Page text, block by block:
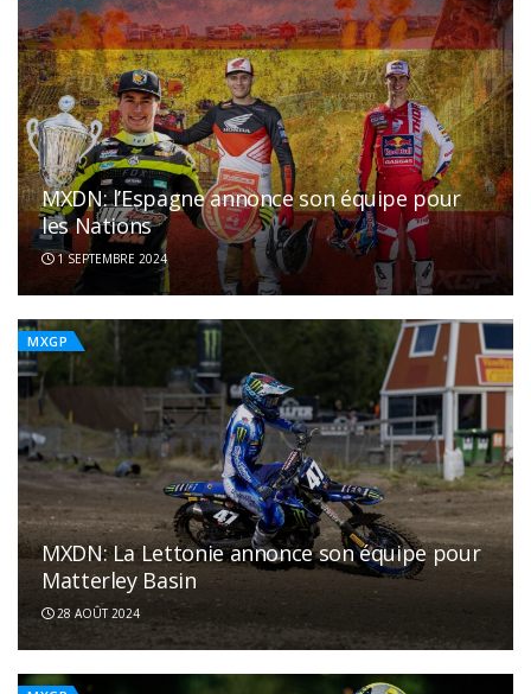
MXDN: l’Espagne annonce son équipe pour
les Nations
1 SEPTEMBRE 2024
MXGP
MXDN: La Lettonie annonce son équipe pour
Matterley Basin
28 AOÛT 2024